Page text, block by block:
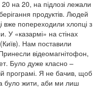
на 20, на підлозі лежали
продуктів. Людей
вже попереходили хлопці з
У «казармі» на стінах
Нам поставили
відеомагнітофон,
Було дуже класно –
програмі. Я не бачив, щоб
було жити, аби ми лиш